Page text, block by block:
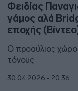
Φειδίας
γάμος αλά
εποχής
Ο προαύλιος
τόνους
30.04.2026 - 20:36